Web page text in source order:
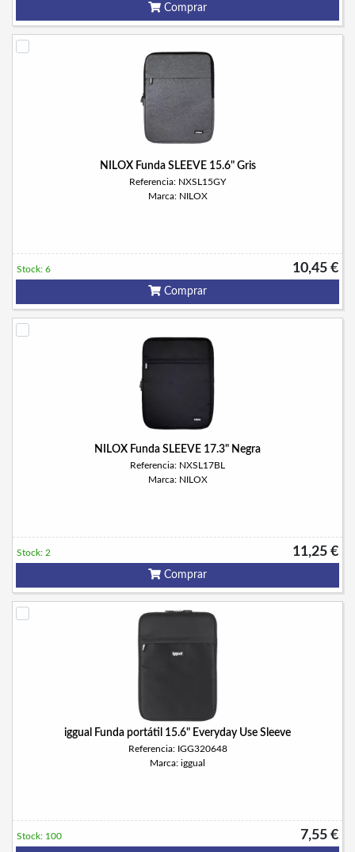
Comprar
NILOX Funda SLEEVE 15.6" Gris
Referencia: NXSL15GY
Marca: NILOX
10,45 €
Stock: 6
Comprar
NILOX Funda SLEEVE 17.3" Negra
Referencia: NXSL17BL
Marca: NILOX
11,25 €
Stock: 2
Comprar
iggual Funda portátil 15.6" Everyday Use Sleeve
Referencia: IGG320648
Marca: iggual
7,55 €
Stock: 100